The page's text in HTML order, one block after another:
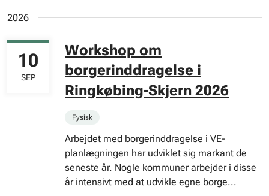
2026
Workshop om
borgerinddragelse i
Ringkøbing-Skjern 2026
10
SEP
Fysisk
Arbejdet med borgerinddragelse i VE-
planlægningen har udviklet sig markant de
seneste år. Nogle kommuner arbejder i disse
år intensivt med at udvikle egne borge...